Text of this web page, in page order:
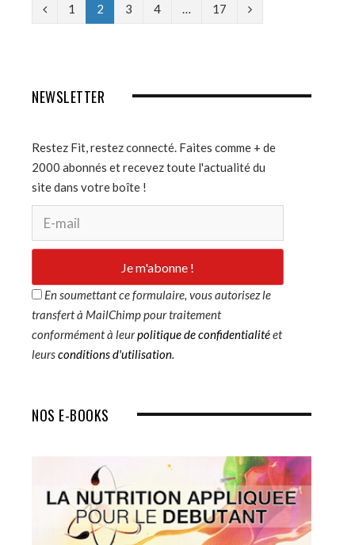
P
v
o
u
s
1 2 3 4 … 17
N
t
NEWSLETTER
Restez Fit, restez connecté. Faites comme + de
2000 abonnés et recevez toute l'actualité du
site dans votre boîte !
En soumettant ce formulaire, vous autorisez le
transfert à MailChimp pour traitement
conformément à leurpolitique de confidentialitéet
leursconditions d'utilisation.
NOS E-BOOKS